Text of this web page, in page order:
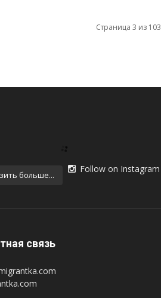
Страница 3 из 103
больше...
Follow on Instagram
связь